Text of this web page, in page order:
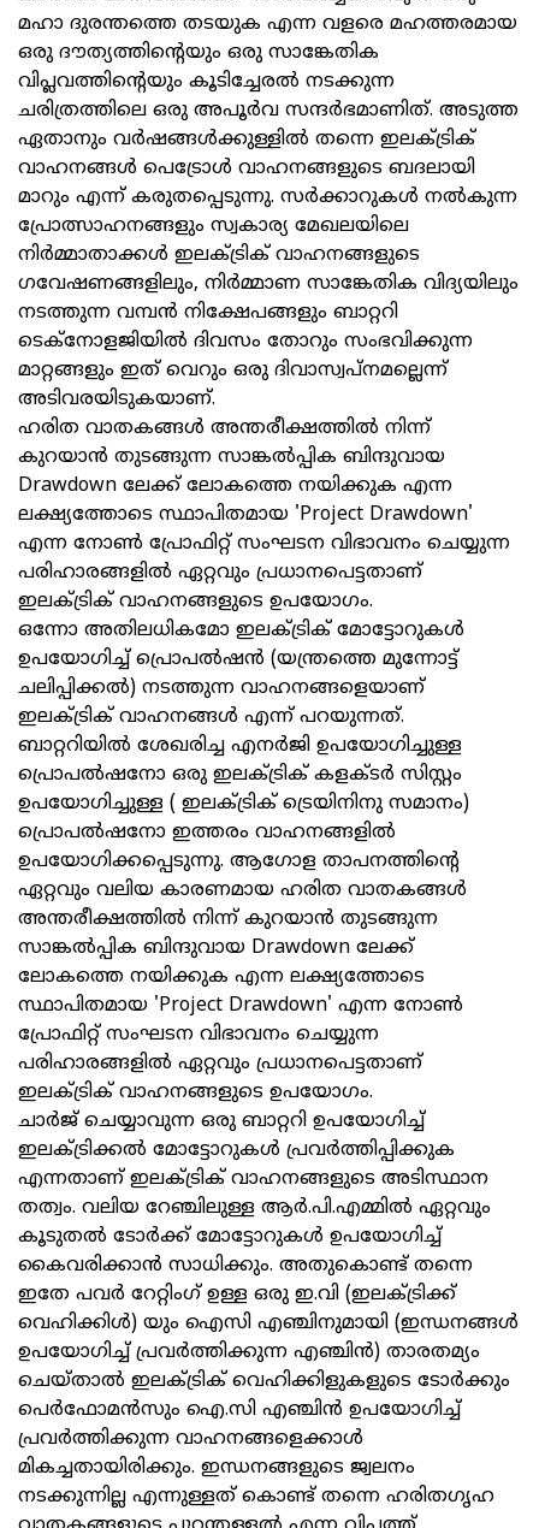
മഹാ ദുരന്തത്തെ തടയുക എന്ന വളരെ മഹത്തരമായ
ഒരു ദൗത്യത്തിന്റെയും ഒരു സാങ്കേതിക
വിപ്ലവത്തിന്റെയും കൂടിച്ചേരല്‍ നടക്കുന്ന
ചരിത്രത്തിലെ ഒരു അപൂർവ സന്ദര്‍ഭമാണിത്. അടുത്ത
ഏതാനും വർഷങ്ങൾക്കുള്ളിൽ തന്നെ ഇലക്ട്രിക്‌
വാഹനങ്ങള്‍ പെട്രോൾ വാഹനങ്ങളുടെ ബദലായി
മാറും എന്ന് കരുതപ്പെടുന്നു. സർക്കാറുകൾ നൽകുന്ന
പ്രോത്സാഹനങ്ങളും സ്വകാര്യ മേഖലയിലെ
നിര്‍മ്മാതാക്കള്‍ ഇലക്ട്രിക്‌ വാഹനങ്ങളുടെ
ഗവേഷണങ്ങളിലും, നിര്‍മ്മാണ സാങ്കേതിക വിദ്യയിലും
നടത്തുന്ന വമ്പൻ നിക്ഷേപങ്ങളും ബാറ്ററി
ടെക്നോളജിയില്‍ ദിവസം തോറും സംഭവിക്കുന്ന
മാറ്റങ്ങളും ഇത്‌ വെറും ഒരു ദിവാസ്വപ്നമല്ലെന്ന്
അടിവരയിടുകയാണ്.
ഹരിത വാതകങ്ങള്‍ അന്തരീക്ഷത്തിൽ നിന്ന്
കുറയാൻ തുടങ്ങുന്ന സാങ്കല്‍പ്പിക ബിന്ദുവായ
Drawdown ലേക്ക് ലോകത്തെ നയിക്കുക എന്ന
ലക്ഷ്യത്തോടെ സ്ഥാപിതമായ 'Project Drawdown'
എന്ന നോണ്‍ പ്രോഫിറ്റ് സംഘടന വിഭാവനം ചെയ്യുന്ന
പരിഹാരങ്ങളില്‍ ഏറ്റവും പ്രധാനപെട്ടതാണ്
ഇലക്ട്രിക്‌ വാഹനങ്ങളുടെ ഉപയോഗം.
ഒന്നോ അതിലധികമോ ഇലക്ട്രിക്‌ മോട്ടോറുകള്‍
ഉപയോഗിച്ച് പ്രൊപല്‍ഷന്‍ (യന്ത്രത്തെ മുന്നോട്ട്
ചലിപ്പിക്കല്‍) നടത്തുന്ന വാഹനങ്ങളെയാണ്
ഇലക്ട്രിക്‌ വാഹനങ്ങൾ എന്ന് പറയുന്നത്.
ബാറ്ററിയില്‍ ശേഖരിച്ച എനർജി ഉപയോഗിച്ചുള്ള
പ്രൊപല്‍ഷനോ ഒരു ഇലക്ട്രിക്‌ കളക്ടര്‍ സിസ്റ്റം
ഉപയോഗിച്ചുള്ള ( ഇലക്ട്രിക്‌ ട്രെയിനിനു സമാനം)
പ്രൊപല്‍ഷനോ ഇത്തരം വാഹനങ്ങളില്‍
ഉപയോഗിക്കപ്പെടുന്നു. ആഗോള താപനത്തിന്റെ
ഏറ്റവും വലിയ കാരണമായ ഹരിത വാതകങ്ങള്‍
അന്തരീക്ഷത്തിൽ നിന്ന് കുറയാൻ തുടങ്ങുന്ന
സാങ്കല്‍പ്പിക ബിന്ദുവായ Drawdown ലേക്ക്
ലോകത്തെ നയിക്കുക എന്ന ലക്ഷ്യത്തോടെ
സ്ഥാപിതമായ 'Project Drawdown' എന്ന നോണ്‍
പ്രോഫിറ്റ് സംഘടന വിഭാവനം ചെയ്യുന്ന
പരിഹാരങ്ങളില്‍ ഏറ്റവും പ്രധാനപെട്ടതാണ്
ഇലക്ട്രിക്‌ വാഹനങ്ങളുടെ ഉപയോഗം.
ചാര്‍ജ് ചെയ്യാവുന്ന ഒരു ബാറ്ററി ഉപയോഗിച്ച്
ഇലക്ട്രിക്കല്‍ മോട്ടോറുകൾ പ്രവര്‍ത്തിപ്പിക്കുക
എന്നതാണ് ഇലക്ട്രിക് വാഹനങ്ങളുടെ അടിസ്ഥാന
തത്വം. വലിയ റേഞ്ചിലുള്ള ആര്‍.പി.എമ്മില്‍ ഏറ്റവും
കൂടുതല്‍ ടോര്‍ക്ക് മോട്ടോറുകള്‍ ഉപയോഗിച്ച്
കൈവരിക്കാന്‍ സാധിക്കും. അതുകൊണ്ട് തന്നെ
ഇതേ പവർ റേറ്റിംഗ് ഉള്ള ഒരു ഇ.വി (ഇലക്ട്രിക്ക്
വെഹിക്കിൾ) യും ഐസി എഞ്ചിനുമായി (ഇന്ധനങ്ങള്‍
ഉപയോഗിച്ച് പ്രവര്‍ത്തിക്കുന്ന എഞ്ചിന്‍) താരതമ്യം
ചെയ്താൽ ഇലക്ട്രിക് വെഹിക്കിളുകളുടെ ടോര്‍ക്കും
പെർഫോമൻസും ഐ.സി എഞ്ചിന്‍ ഉപയോഗിച്ച്
പ്രവര്‍ത്തിക്കുന്ന വാഹനങ്ങളെക്കാള്‍
മികച്ചതായിരിക്കും. ഇന്ധനങ്ങളുടെ ജ്വലനം
നടക്കുന്നില്ല എന്നുള്ളത് കൊണ്ട് തന്നെ ഹരിതഗൃഹ